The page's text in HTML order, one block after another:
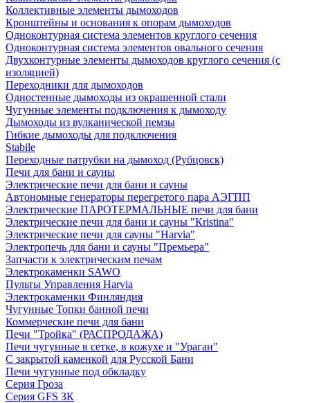
Коллективные элементы дымоходов
Кронштейны и основания к опорам дымоходов
Одноконтурная система элементов круглого сечения
Одноконтурная система элементов овального сечения
Двухконтурные элементы дымоходов круглого сечения (с
изоляцией)
Переходники для дымоходов
Одностенные дымоходы из окрашенной стали
Чугунные элементы подключения к дымоходу
Дымоходы из вулканической пемзы
Гибкие дымоходы для подключения
Stabile
Переходные патрубки на дымоход (Рубцовск)
Печи для бани и сауны
Электрические печи для бани и сауны
Автономные генераторы перегретого пара АЭГПП
Электрические ПАРОТЕРМАЛЬНЫЕ печи для бани
Электрические печи для бани и сауны "Кristina"
Электрические печи для сауны "Harvia"
Электропечь для бани и сауны "Премьера"
Запчасти к электрическим печам
Электрокаменки SAWO
Пульты Управления Harvia
Электрокаменки Финляндия
Чугунные Топки банной печи
Коммерческие печи для бани
Печи "Тройка" (РАСПРОДАЖА)
Печи чугунные в сетке, в кожухе и "Ураган"
С закрытой каменкой для Русской Бани
Печи чугунные под обкладку
Серия Гроза
Серия GFS ЗК